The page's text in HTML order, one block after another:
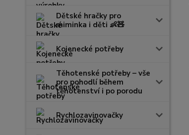
Dětské hračky pro
miminka i děti 👶🧸
Kojenecké potřeby
Těhotenské potřeby – vše
pro pohodlí během
těhotenství i po porodu
Rychlozavinovačky